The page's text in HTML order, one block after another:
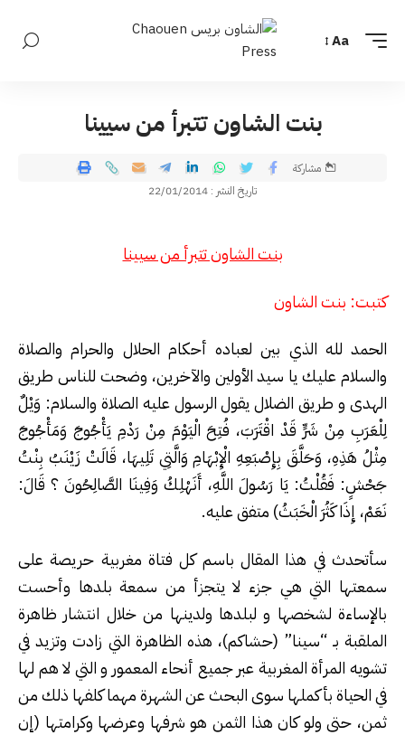
Aa
بنت الشاون تتبرأ من سيينا
تاريخ النشر : 22/01/2014
مشاركة
بنت الشاون تتبرأ من سيينا
كتبت: بنت الشاون
الحمد لله الذي بين لعباده أحكام الحلال والحرام والصلاة
والسلام عليك يا سيد الأولين والآخرين، وضحت للناس طريق
الهدى و طريق الضلال يقول الرسول عليه الصلاة والسلام: وَيْلٌ
لِلْعَرَبِ مِنْ شَرٍّ قَدْ اقْتَرَبَ، فُتِحَ الْيَوْمَ مِنْ رَدْمِ يَأْجُوجَ وَمَأْجُوجَ
مِثْلُ هَذِهِ، وَحَلَّقَ بِإِصْبَعِهِ الْإِبْهَامِ وَالَّتِي تَلِيهَا، قَالَتْ زَيْنَبُ بِنْتُ
جَحْشٍ: فَقُلْتُ: يَا رَسُولَ اللَّهِ، أَنَهْلِكُ وَفِينَا الصَّالِحُونَ ؟ قَالَ:
نَعَمْ، إِذَا كَثُرَ الْخَبَثُ) متفق عليه.
سأتحدث في هذا المقال باسم كل فتاة مغربية حريصة على
سمعتها التي هي جزء لا يتجزأ من سمعة بلدها وأحست
بالإساءة لشخصها و لبلدها ولدينها من خلال انتشار ظاهرة
الملقبة بـ “سينا” (حشاكم)، هذه الظاهرة التي زادت وتزيد في
تشويه المرأة المغربية عبر جميع أنحاء المعمور و التي لا هم لها
في الحياة بأكملها سوى البحث عن الشهرة مهما كلفها ذلك من
ثمن، حتى ولو كان هذا الثمن هو شرفها وعرضها وكرامتها (إن